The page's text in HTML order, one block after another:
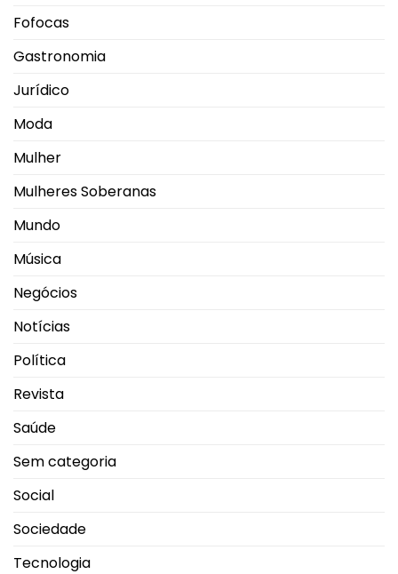
Fofocas
Gastronomia
Jurídico
Moda
Mulher
Mulheres Soberanas
Mundo
Música
Negócios
Notícias
Política
Revista
Saúde
Sem categoria
Social
Sociedade
Tecnologia